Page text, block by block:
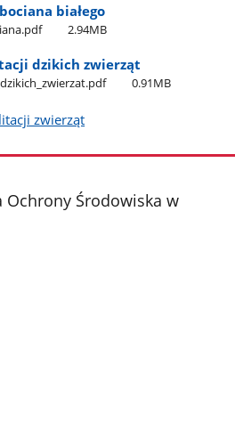
białego
2.94MB
dzikich zwierząt
0.91MB
zwierząt
Ochrony Środowiska w